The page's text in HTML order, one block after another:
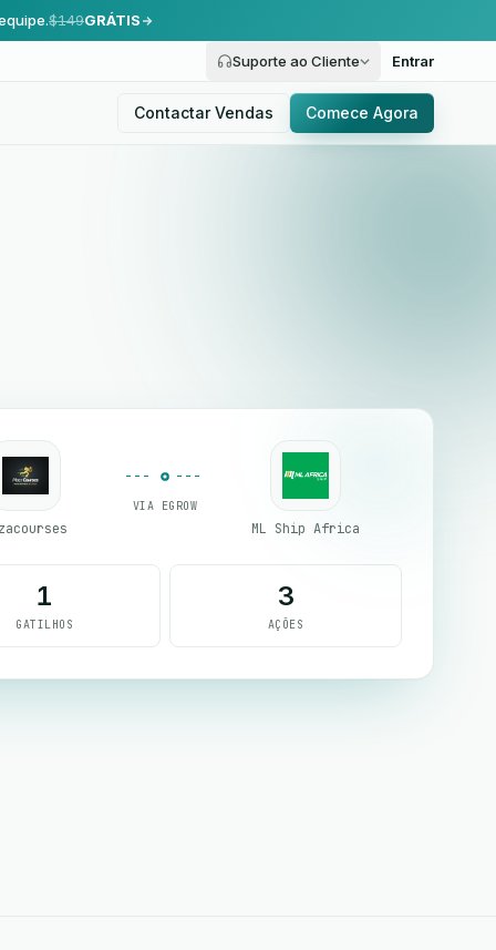
$149GRÁTIS
Suporte ao Cliente Entrar
Contactar Vendas Comece Agora
VIA EGROW
ML Ship Africa
1
GATILHOS
3
AÇÕES